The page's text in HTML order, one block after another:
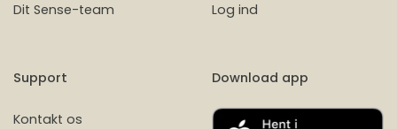
Dit Sense-team
Log ind
Support
Kontakt os
Download app